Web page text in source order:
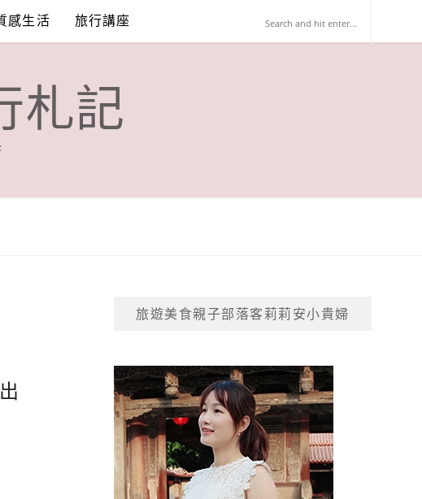
感生活 旅行講座
札記
旅遊美食親子部落客莉莉安小貴婦